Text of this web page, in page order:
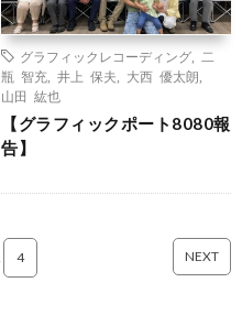
グラフィックレコーディング
二
瓶 智充
井上 保夫 大西 優太朗
山田 紘也
【グラフィックポート8080報
告】
4 NEXT